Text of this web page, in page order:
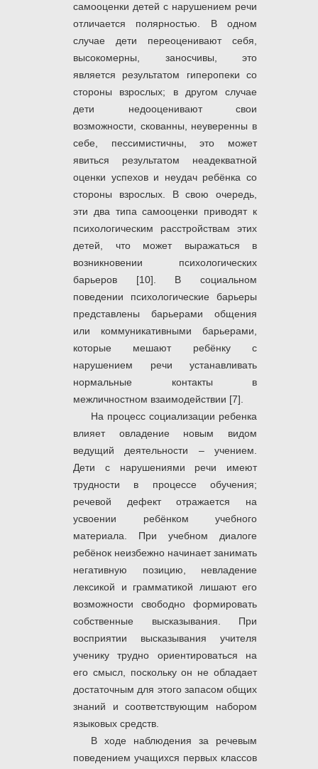
самооценки детей с нарушением речи
отличается полярностью. В одном
случае дети переоценивают себя,
высокомерны, заносчивы, это
является результатом гиперопеки со
стороны взрослых; в другом случае
дети недооценивают свои
возможности, скованны, неуверенны в
себе, пессимистичны, это может
явиться результатом неадекватной
оценки успехов и неудач ребёнка со
стороны взрослых. В свою очередь,
эти два типа самооценки приводят к
психологическим расстройствам этих
детей, что может выражаться в
возникновении психологических
барьеров [10]. В социальном
поведении психологические барьеры
представлены барьерами общения
или коммуникативными барьерами,
которые мешают ребёнку с
нарушением речи устанавливать
нормальные контакты в
межличностном взаимодействии [7].
На процесс социализации ребенка
влияет овладение новым видом
ведущий деятельности – учением.
Дети с нарушениями речи имеют
трудности в процессе обучения;
речевой дефект отражается на
усвоении ребёнком учебного
материала. При учебном диалоге
ребёнок неизбежно начинает занимать
негативную позицию, невладение
лексикой и грамматикой лишают его
возможности свободно формировать
собственные высказывания. При
восприятии высказывания учителя
ученику трудно ориентироваться на
его смысл, поскольку он не обладает
достаточным для этого запасом общих
знаний и соответствующим набором
языковых средств.
В ходе наблюдения за речевым
поведением учащихся первых классов